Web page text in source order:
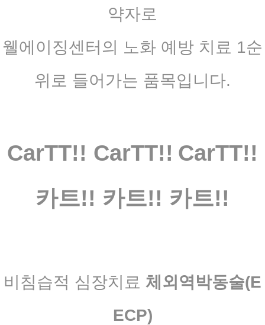
약자로
웰에이징센터의 노화 예방 치료 1순
위로 들어가는 품목입니다.
CarTT!! CarTT!! CarTT!!
카트!! 카트!! 카트!!
비침습적 심장치료 체외역박동술(E
ECP)